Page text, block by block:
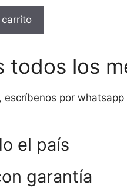
todos los
escríbenos por
el país
garantía